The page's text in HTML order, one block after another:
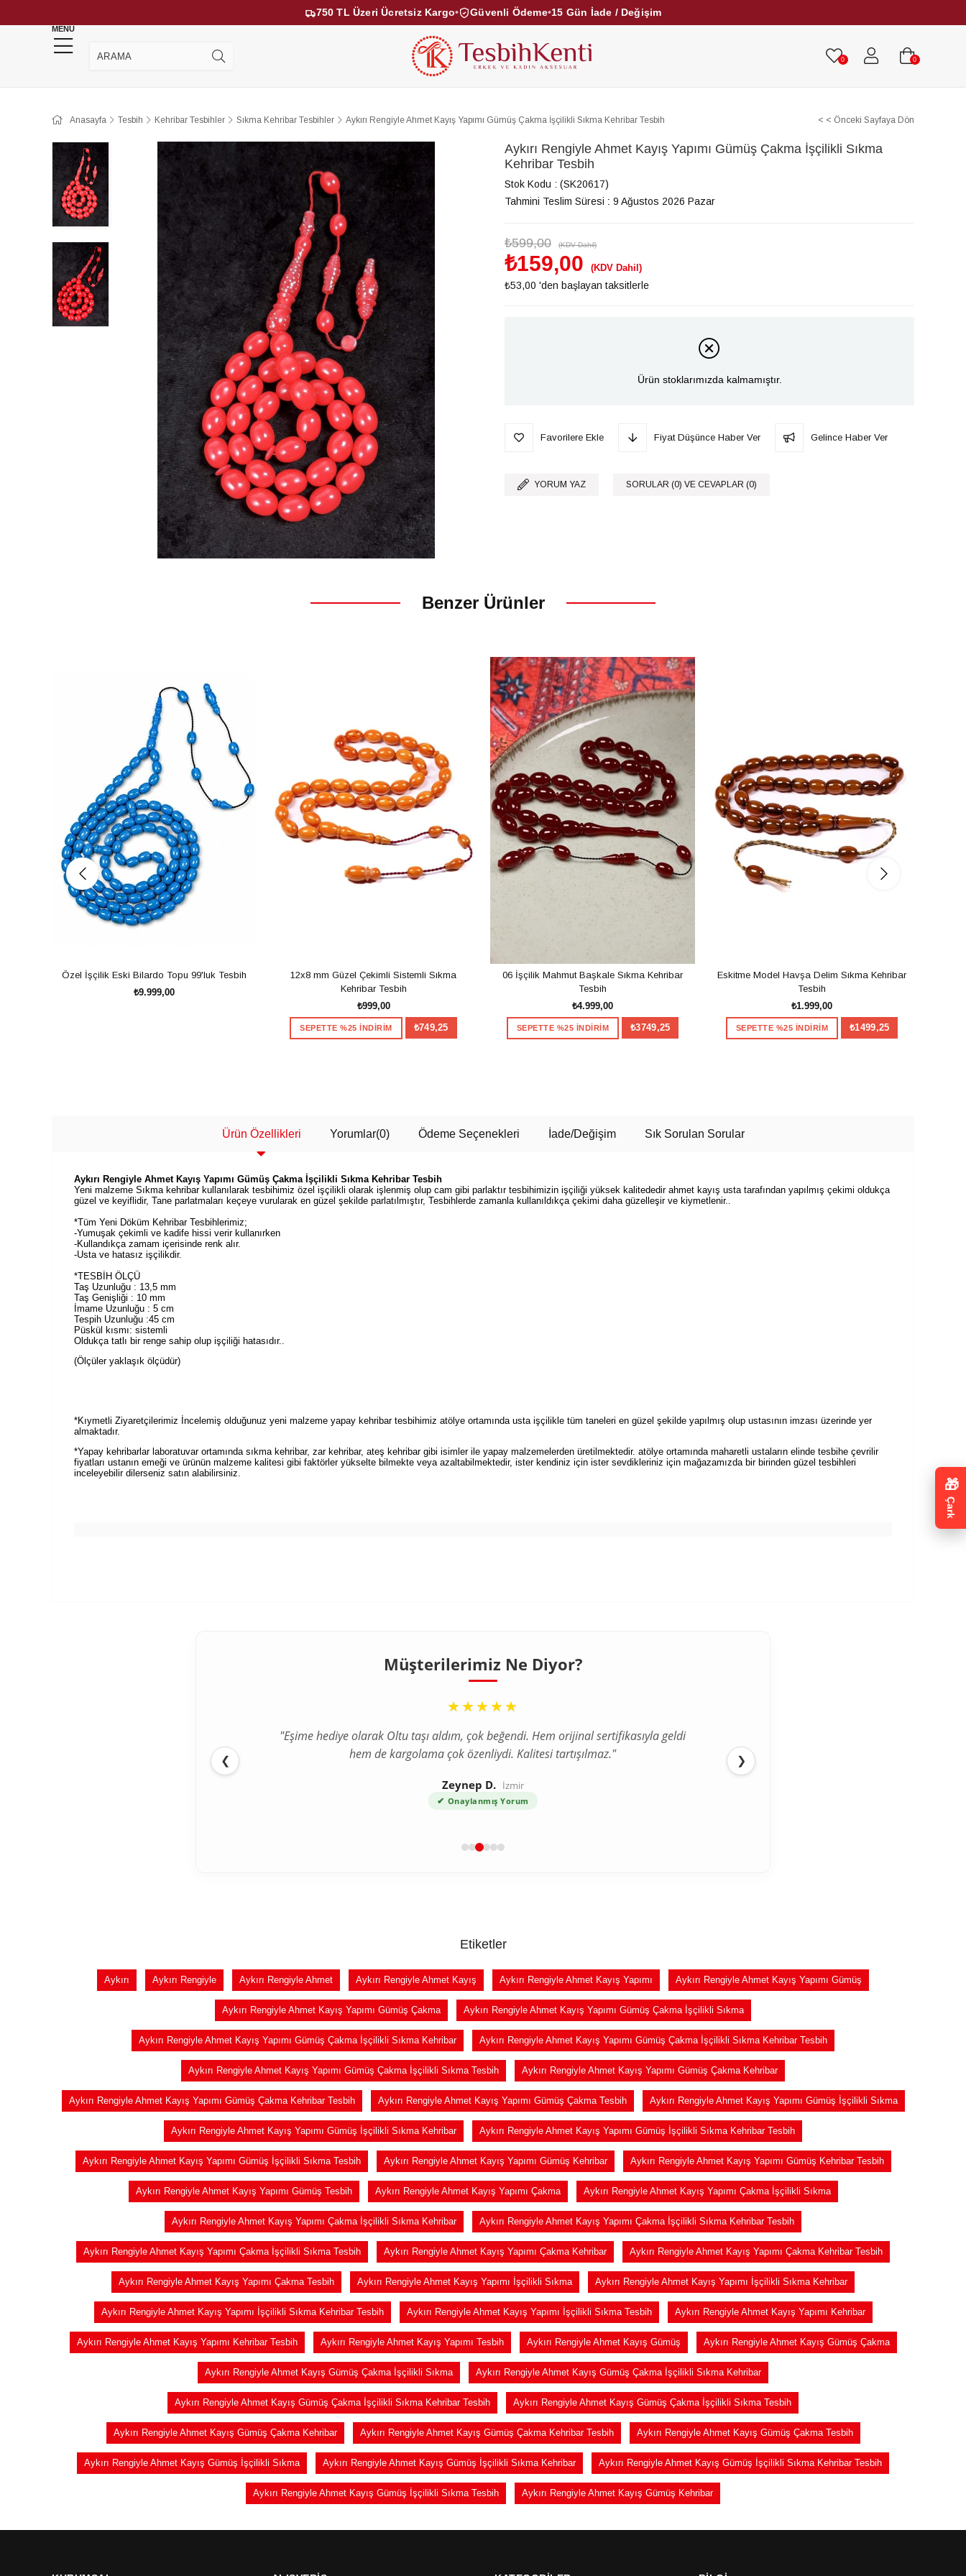
750 TL Üzeri Ücretsiz Kargo• Güvenli Ödeme•15 Gün İade / Değişim
MENU
0 0
KEHRİBAR TESBİHLER KUKA TESBİHLER
Anasayfa Tesbih Kehribar Tesbihler Sıkma Kehribar Tesbihler Aykırı Rengiyle Ahmet Kayış Yapımı Gümüş Çakma İşçilikli Sıkma Kehribar Tesbih < < Önceki Sayfaya Dön
Aykırı Rengiyle Ahmet Kayış Yapımı Gümüş Çakma İşçilikli Sıkma
Kehribar Tesbih
Stok Kodu
(SK20617)
Tahmini Teslim Süresi : 9 Ağustos 2026 Pazar
₺599,00 (KDV Dahil)
₺159,00 (KDV Dahil)
₺53,00 'den başlayan taksitlerle
Ürün stoklarımızda kalmamıştır.
Favorilere Ekle Fiyat Düşünce Haber Ver Gelince Haber Ver
YORUM YAZ SORULAR (0) VE CEVAPLAR (0)
Benzer Ürünler
Özel İşçilik Eski Bilardo Topu 99'luk Tesbih
₺9.999,00
12x8 mm Güzel Çekimli Sistemli Sıkma
Kehribar Tesbih
₺999,00
SEPETTE %25 İNDİRİM ₺749,25
06 İşçilik Mahmut Başkale Sıkma Kehribar
Tesbih
₺4.999,00
SEPETTE %25 İNDİRİM ₺3749,25
Eskitme Model Havşa Delim Sıkma Kehribar
Tesbih
₺1.999,00
SEPETTE %25 İNDİRİM ₺1499,25
Ürün Özellikleri Yorumlar(0) Ödeme Seçenekleri İade/Değişim Sık Sorulan Sorular
Aykırı Rengiyle Ahmet Kayış Yapımı Gümüş Çakma İşçilikli Sıkma Kehribar Tesbih
Yeni malzeme Sıkma kehribar kullanılarak tesbihimiz özel işçilikli olarak işlenmiş olup cam gibi parlaktır tesbihimizin işçiliği yüksek kalitededir ahmet kayış usta tarafından yapılmış çekimi oldukça
güzel ve keyiflidir, Tane parlatmaları keçeye vurularak en güzel şekilde parlatılmıştır, Tesbihlerde zamanla kullanıldıkça çekimi daha güzelleşir ve kiymetlenir..
*Tüm Yeni Döküm Kehribar Tesbihlerimiz;
-Yumuşak çekimli ve kadife hissi verir kullanırken
-Kullandıkça zamam içerisinde renk alır.
-Usta ve hatasız işçilikdir.
*TESBİH ÖLÇÜ
Taş Uzunluğu : 13,5 mm
Taş Genişliği : 10 mm
İmame Uzunluğu : 5 cm
Tespih Uzunluğu :45 cm
Püskül kısmı: sistemli
Oldukça tatlı bir renge sahip olup işçiliği hatasıdır..
(Ölçüler yaklaşık ölçüdür)
*Kıymetli Ziyaretçilerimiz İncelemiş olduğunuz yeni malzeme yapay kehribar tesbihimiz atölye ortamında usta işçilikle tüm taneleri en güzel şekilde yapılmış olup ustasının imzası üzerinde yer
almaktadır.
*Yapay kehribarlar laboratuvar ortamında sıkma kehribar, zar kehribar, ateş kehribar gibi isimler ile yapay malzemelerden üretilmektedir. atölye ortamında maharetli ustaların elinde tesbihe çevrilir
fiyatları ustanın emeği ve ürünün malzeme kalitesi gibi faktörler yükselte bilmekte veya azaltabilmektedir, ister kendiniz için ister sevdikleriniz için mağazamızda bir birinden güzel tesbihleri
inceleyebilir dilerseniz satın alabilirsiniz.
Müşterilerimiz Ne Diyor?
❮
“
★★★★★
"Eşime hediye olarak Oltu taşı aldım, çok beğendi. Hem orijinal sertifikasıyla geldi
hem de kargolama çok özenliydi. Kalitesi tartışılmaz."
Zeynep D. İzmir
✔ Onaylanmış Yorum
“
★★★★★
"İlk defa internetten tesbih aldım ve tereddütlerim vardı ama ürün beklediğimden
çok daha kaliteli çıktı. Gümüş püskül detayı harika."
Ahmet T. Bursa
✔ Onaylanmış Yorum
❯
Etiketler
Aykırı Aykırı Rengiyle Aykırı Rengiyle Ahmet Aykırı Rengiyle Ahmet Kayış Aykırı Rengiyle Ahmet Kayış Yapımı Aykırı Rengiyle Ahmet Kayış Yapımı Gümüş
Aykırı Rengiyle Ahmet Kayış Yapımı Gümüş Çakma Aykırı Rengiyle Ahmet Kayış Yapımı Gümüş Çakma İşçilikli Sıkma
Aykırı Rengiyle Ahmet Kayış Yapımı Gümüş Çakma İşçilikli Sıkma Kehribar Aykırı Rengiyle Ahmet Kayış Yapımı Gümüş Çakma İşçilikli Sıkma Kehribar Tesbih
Aykırı Rengiyle Ahmet Kayış Yapımı Gümüş Çakma İşçilikli Sıkma Tesbih Aykırı Rengiyle Ahmet Kayış Yapımı Gümüş Çakma Kehribar
Aykırı Rengiyle Ahmet Kayış Yapımı Gümüş Çakma Kehribar Tesbih Aykırı Rengiyle Ahmet Kayış Yapımı Gümüş Çakma Tesbih Aykırı Rengiyle Ahmet Kayış Yapımı Gümüş İşçilikli Sıkma
Aykırı Rengiyle Ahmet Kayış Yapımı Gümüş İşçilikli Sıkma Kehribar Aykırı Rengiyle Ahmet Kayış Yapımı Gümüş İşçilikli Sıkma Kehribar Tesbih
Aykırı Rengiyle Ahmet Kayış Yapımı Gümüş İşçilikli Sıkma Tesbih Aykırı Rengiyle Ahmet Kayış Yapımı Gümüş Kehribar Aykırı Rengiyle Ahmet Kayış Yapımı Gümüş Kehribar Tesbih
Aykırı Rengiyle Ahmet Kayış Yapımı Gümüş Tesbih Aykırı Rengiyle Ahmet Kayış Yapımı Çakma Aykırı Rengiyle Ahmet Kayış Yapımı Çakma İşçilikli Sıkma
Aykırı Rengiyle Ahmet Kayış Yapımı Çakma İşçilikli Sıkma Kehribar Aykırı Rengiyle Ahmet Kayış Yapımı Çakma İşçilikli Sıkma Kehribar Tesbih
Aykırı Rengiyle Ahmet Kayış Yapımı Çakma İşçilikli Sıkma Tesbih Aykırı Rengiyle Ahmet Kayış Yapımı Çakma Kehribar Aykırı Rengiyle Ahmet Kayış Yapımı Çakma Kehribar Tesbih
Aykırı Rengiyle Ahmet Kayış Yapımı Çakma Tesbih Aykırı Rengiyle Ahmet Kayış Yapımı İşçilikli Sıkma Aykırı Rengiyle Ahmet Kayış Yapımı İşçilikli Sıkma Kehribar
Aykırı Rengiyle Ahmet Kayış Yapımı İşçilikli Sıkma Kehribar Tesbih Aykırı Rengiyle Ahmet Kayış Yapımı İşçilikli Sıkma Tesbih Aykırı Rengiyle Ahmet Kayış Yapımı Kehribar
Aykırı Rengiyle Ahmet Kayış Yapımı Kehribar Tesbih Aykırı Rengiyle Ahmet Kayış Yapımı Tesbih Aykırı Rengiyle Ahmet Kayış Gümüş Aykırı Rengiyle Ahmet Kayış Gümüş Çakma
Aykırı Rengiyle Ahmet Kayış Gümüş Çakma İşçilikli Sıkma Aykırı Rengiyle Ahmet Kayış Gümüş Çakma İşçilikli Sıkma Kehribar
Aykırı Rengiyle Ahmet Kayış Gümüş Çakma İşçilikli Sıkma Kehribar Tesbih Aykırı Rengiyle Ahmet Kayış Gümüş Çakma İşçilikli Sıkma Tesbih
Aykırı Rengiyle Ahmet Kayış Gümüş Çakma Kehribar Aykırı Rengiyle Ahmet Kayış Gümüş Çakma Kehribar Tesbih Aykırı Rengiyle Ahmet Kayış Gümüş Çakma Tesbih
Aykırı Rengiyle Ahmet Kayış Gümüş İşçilikli Sıkma Aykırı Rengiyle Ahmet Kayış Gümüş İşçilikli Sıkma Kehribar Aykırı Rengiyle Ahmet Kayış Gümüş İşçilikli Sıkma Kehribar Tesbih
Aykırı Rengiyle Ahmet Kayış Gümüş İşçilikli Sıkma Tesbih Aykırı Rengiyle Ahmet Kayış Gümüş Kehribar
🎁
Çark